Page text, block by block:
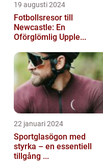
19 augusti 2024
Fotbollsresor till
Newcastle: En
Oförglömlig Upple...
22 januari 2024
Sportglasögon med
styrka – en essentiell
tillgång ...